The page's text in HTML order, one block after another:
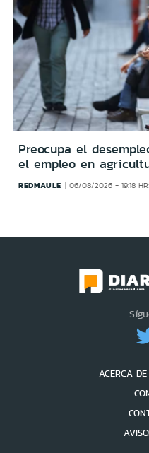
Preocupa el
el empleo en
REDMAULE 06/08/2026 - 19:18
ACERCA